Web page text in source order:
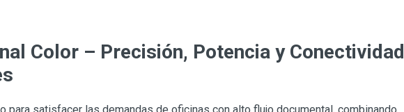
Color – Precisión, Potencia y Conectividad